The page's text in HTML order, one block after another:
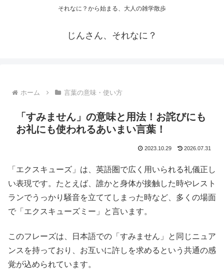
それなに？から始まる、大人の雑学散歩
じんさん、それなに？
ホーム 言葉の意味・使い方
「すみません」の意味と用法！お詫びにも
お礼にも使われるあいまい言葉！
2023.10.29 2026.07.31
「エクスキューズ」は、英語圏で広く用いられる礼儀正し
い表現です。たとえば、誰かと身体が接触した時やレスト
ランでうっかり騒音を立ててしまった時など、多くの場面
で「エクスキューズミー」と言います。
このフレーズは、日本語での「すみません」と同じニュア
ンスを持っており、お互いに許しを求めるという共通の感
覚が込められています。